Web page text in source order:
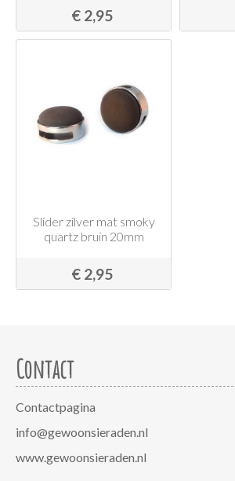
€ 2,95
Slider zilver mat smoky
quartz bruin 20mm
€ 2,95
Contact
Contactpagina
info@gewoonsieraden.nl
www.gewoonsieraden.nl